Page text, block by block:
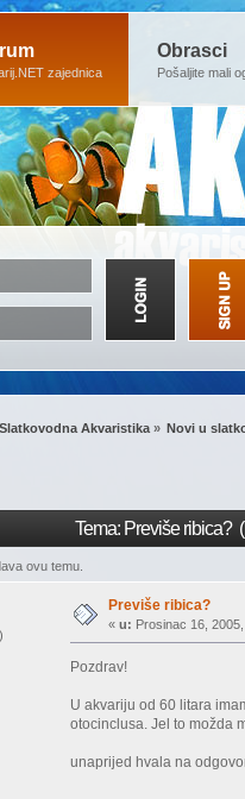
zajednica
Obrasci
Pošaljite mali
Slatkovodna Akvaristika» Novi u
Tema: Previše ribica?
ovu temu.
)
Previše ribica?
«u: Prosinac 16,
Pozdrav!
U akvariju od 60 litara
otocinclusa. Jel to možda
unaprijed hvala na